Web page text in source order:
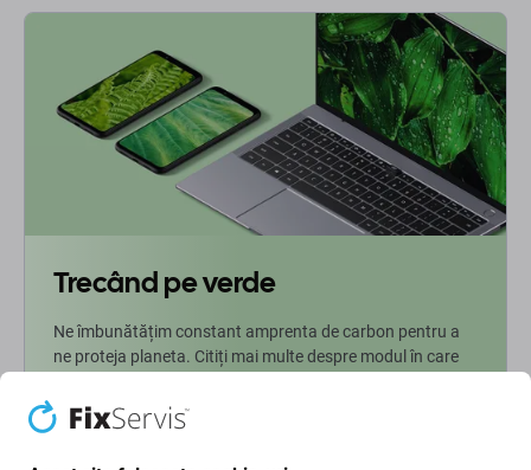
Trecând pe verde
Ne îmbunătățim constant amprenta de carbon pentru a
ne proteja planeta. Citiți mai multe despre modul în care
Mai multe informatii